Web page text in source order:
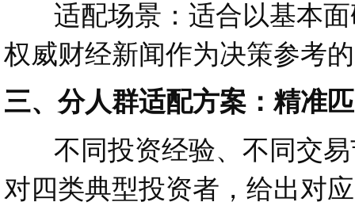
适配场景：适合以基本面
权威财经新闻作为决策参考
三、分人群适配方案：精准
不同投资经验、不同交易
对四类典型投资者，给出对